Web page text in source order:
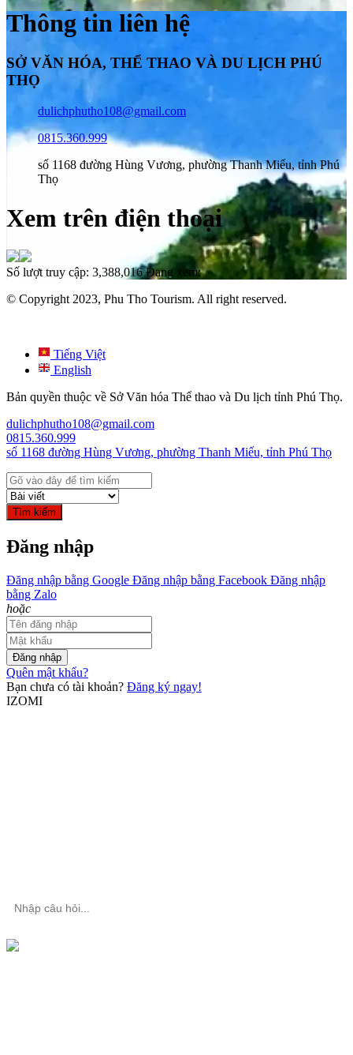
Thông tin liên hệ
SỞ VĂN HÓA, THỂ THAO VÀ DU LỊCH PHÚ
THỌ
dulichphutho108@gmail.com
0815.360.999
số 1168 đường Hùng Vương, phường Thanh Miếu, tỉnh Phú
Thọ
Xem trên điện thoại
Số lượt truy cập: 3,388,016Đang xem:
© Copyright 2023, Phu Tho Tourism. All right reserved.
Tiếng Việt
English
Bản quyền thuộc về Sở Văn hóa Thể thao và Du lịch tỉnh Phú Thọ.
dulichphutho108@gmail.com
0815.360.999
số 1168 đường Hùng Vương, phường Thanh Miếu, tỉnh Phú Thọ
Tìm kiếm
Đăng nhập
Đăng nhập bằng Google Đăng nhập bằng Facebook Đăng nhập
bằng Zalo
hoặc
Đăng nhập
Quên mật khẩu?
Bạn chưa có tài khoản? Đăng ký ngay!
IZOMI